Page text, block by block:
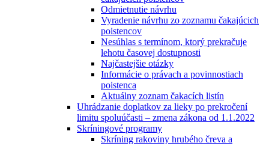
Odmietnutie návrhu
Vyradenie návrhu zo zoznamu čakajúcich
poistencov
Nesúhlas s termínom, ktorý prekračuje
lehotu časovej dostupnosti
Najčastejšie otázky
Informácie o právach a povinnostiach
poistenca
Aktuálny zoznam čakacích listín
Uhrádzanie doplatkov za lieky po prekročení
limitu spoluúčasti – zmena zákona od 1.1.2022
Skríningové programy
Skríning rakoviny hrubého čreva a